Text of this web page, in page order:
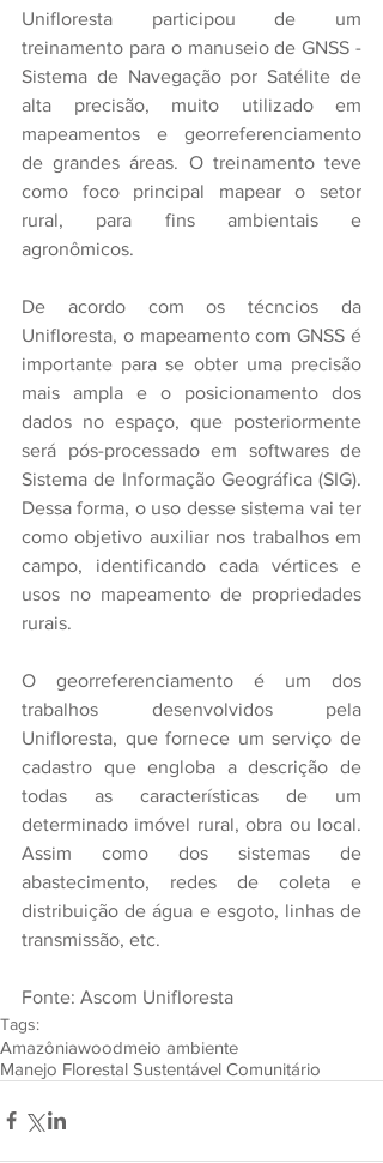
Unifloresta participou de um
treinamento para o manuseio de GNSS -
Sistema de Navegação por Satélite de
alta precisão, muito utilizado em
mapeamentos e georreferenciamento
de grandes áreas. O treinamento teve
como foco principal mapear o setor
rural, para fins ambientais e
agronômicos.
De acordo com os técncios da
Unifloresta, o mapeamento com GNSS é
importante para se obter uma precisão
mais ampla e o posicionamento dos
dados no espaço, que posteriormente
será pós-processado em softwares de
Sistema de Informação Geográfica (SIG).
Dessa forma, o uso desse sistema vai ter
como objetivo auxiliar nos trabalhos em
campo, identificando cada vértices e
usos no mapeamento de propriedades
rurais.
O georreferenciamento é um dos
trabalhos desenvolvidos pela
Unifloresta, que fornece um serviço de
cadastro que engloba a descrição de
todas as características de um
determinado imóvel rural, obra ou local.
Assim como dos sistemas de
abastecimento, redes de coleta e
distribuição de água e esgoto, linhas de
transmissão, etc.
Fonte: Ascom Unifloresta
Tags:
Amazôniawoodmeio ambiente
Manejo Florestal Sustentável Comunitário